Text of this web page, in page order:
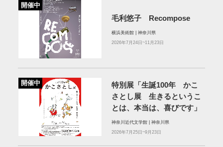
開催中
毛利悠子 Recompose
横浜美術館 | 神奈川県
2026年7月24日~11月23日
開催中
特別展「生誕100年 かこ
さとし展 生きるというこ
とは、本当は、喜びです」
神奈川近代文学館 | 神奈川県
2026年7月25日~9月23日